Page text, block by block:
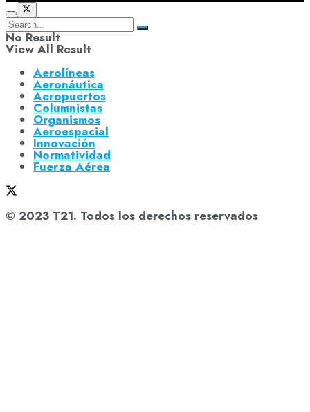
No Result
View All Result
Aerolíneas
Aeronáutica
Aeropuertos
Columnistas
Organismos
Aeroespacial
Innovación
Normatividad
Fuerza Aérea
© 2023 T21. Todos los derechos reservados